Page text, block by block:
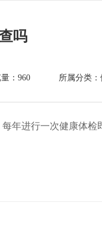
吗
：960 所属分类
年进行一次健康体